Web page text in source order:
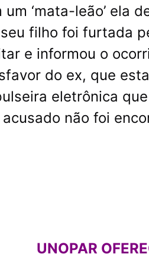
‘mata-leão’ ela
filho foi furtada
e informou o
do ex, que
eletrônica
não foi
UNOPAR